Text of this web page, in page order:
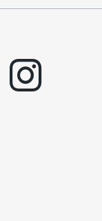
instagram